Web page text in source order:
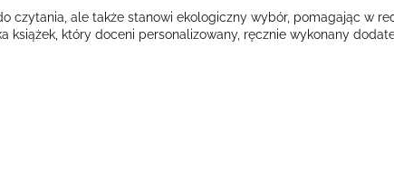
czytania, ale także stanowi ekologiczny wybór, pomagając w
książek, który doceni personalizowany, ręcznie wykonany